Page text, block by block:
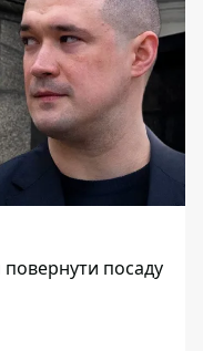
посаду